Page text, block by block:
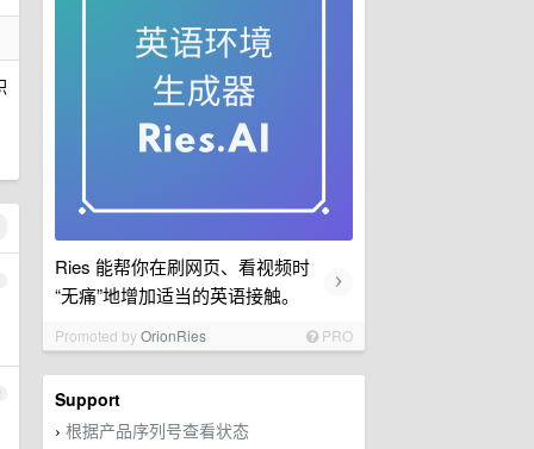
Ries 能帮你在刷网页、看视频时
“无痛”地增加适当的英语接触。
›
Promoted byOrionRies PRO
Support
› 根据产品序列号查看状态